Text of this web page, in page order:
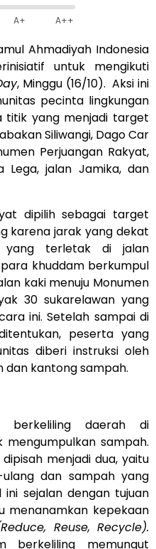
A+ A++
Ahmadiyah Indonesia
untuk mengikuti
, Minggu (16/10). Aksi ini
pecinta lingkungan
titik yang menjadi target
Siliwangi, Dago Car
Perjuangan Rakyat,
Lega, jalan Jamika, dan
dipilih sebagai target
karena jarak yang dekat
yang terletak di jalan
para khuddam berkumpul
kaki menuju Monumen
30 sukarelawan yang
ini. Setelah sampai di
peserta yang
diberi instruksi oleh
kantong sampah.
berkeliling daerah di
sampah.
menjadi dua, yaitu
dan sampah yang
sejalan dengan tujuan
menanamkan kepekaan
Reuse, Recycle).
berkeliling memungut